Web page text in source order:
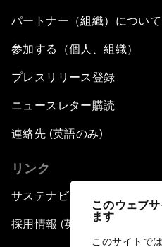
このウェブ
ます
このサイトで
Issue Briefing:
Dragon Science
Amplifying Human
The Race towards
One Belt, One Road:
パートナー（組織）について
参加する（個人、組織）
プレスリリース登録
ニュースレター購読
連絡先 (英語のみ)
リンク
サステナビリティへの取り組
採用情報 (英語のみ)